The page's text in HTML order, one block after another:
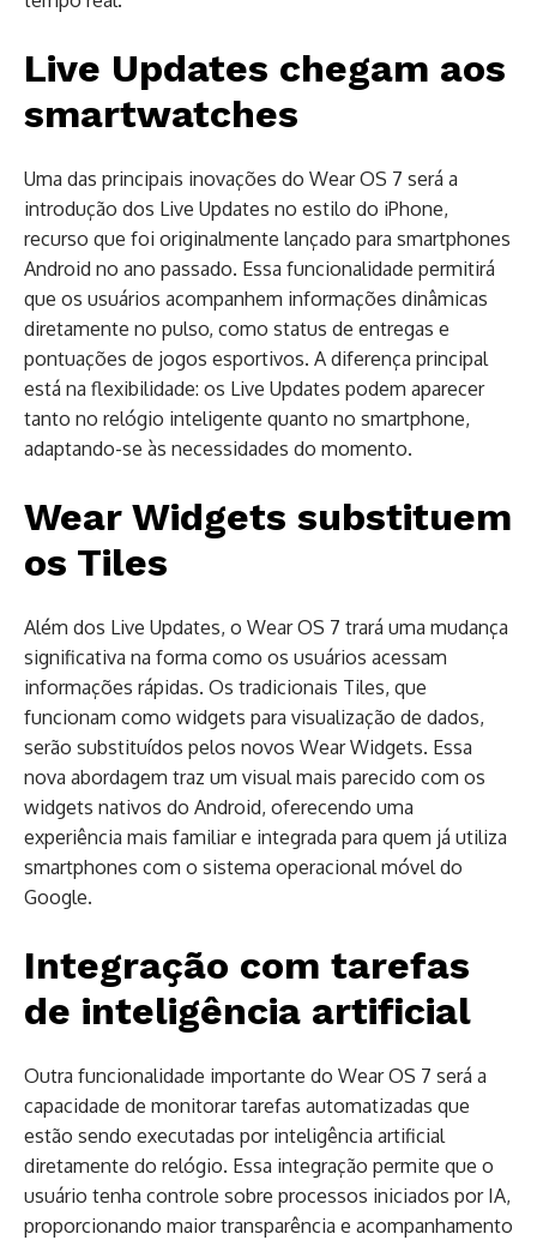
Live Updates chegam aos
smartwatches
Uma das principais inovações do Wear OS 7 será a
introdução dos Live Updates no estilo do iPhone,
recurso que foi originalmente lançado para smartphones
Android no ano passado. Essa funcionalidade permitirá
que os usuários acompanhem informações dinâmicas
diretamente no pulso, como status de entregas e
pontuações de jogos esportivos. A diferença principal
está na flexibilidade: os Live Updates podem aparecer
tanto no relógio inteligente quanto no smartphone,
adaptando-se às necessidades do momento.
Wear Widgets substituem
os Tiles
Além dos Live Updates, o Wear OS 7 trará uma mudança
significativa na forma como os usuários acessam
informações rápidas. Os tradicionais Tiles, que
funcionam como widgets para visualização de dados,
serão substituídos pelos novos Wear Widgets. Essa
nova abordagem traz um visual mais parecido com os
widgets nativos do Android, oferecendo uma
experiência mais familiar e integrada para quem já utiliza
smartphones com o sistema operacional móvel do
Google.
Integração com tarefas
de inteligência artificial
Outra funcionalidade importante do Wear OS 7 será a
capacidade de monitorar tarefas automatizadas que
estão sendo executadas por inteligência artificial
diretamente do relógio. Essa integração permite que o
usuário tenha controle sobre processos iniciados por IA,
proporcionando maior transparência e acompanhamento